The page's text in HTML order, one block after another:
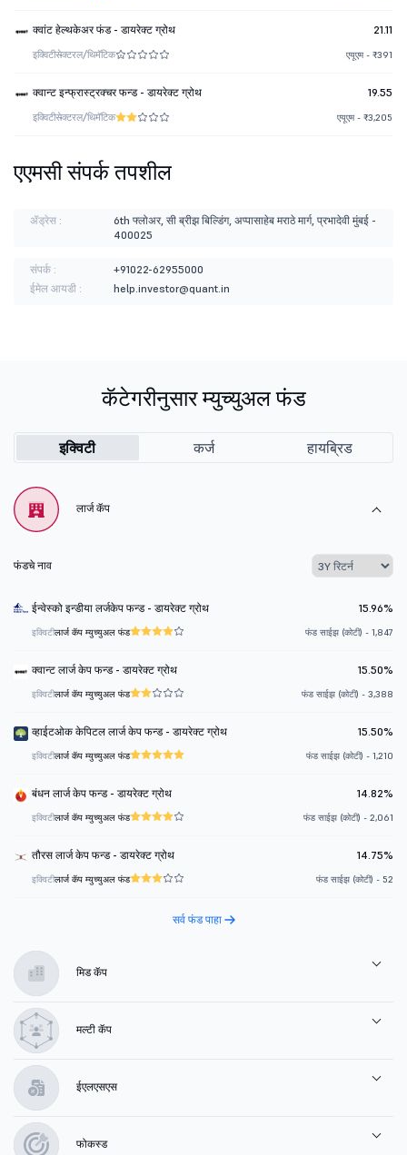
क्वांट हेल्थकेअर फंड - डायरेक्ट ग्रोथ 21.11
इक्विटीसेक्टरल/थिमॅटिक एयूएम - ₹391
क्वान्ट इन्फ्रास्ट्रक्चर फन्ड - डायरेक्ट ग्रोथ 19.55
इक्विटीसेक्टरल/थिमॅटिक एयूएम - ₹3,205
एएमसी संपर्क तपशील
ॲड्रेस :
6th फ्लोअर, सी ब्रीझ बिल्डिंग, अप्पासाहेब मराठे मार्ग, प्रभादेवी मुंबई -
400025
संपर्क :
+91022-62955000
ईमेल आयडी :
help.investor@quant.in
कॅटेगरीनुसार म्युच्युअल फंड
इक्विटी कर्ज हायब्रिड
लार्ज कॅप
फंडचे नाव
ईन्वेस्को इन्डीया लर्जकेप फन्ड - डायरेक्ट ग्रोथ 15.96%
इक्विटीलार्ज कॅप म्युच्युअल फंड फंड साईझ (कोटी) - 1,847
क्वान्ट लार्ज केप फन्ड - डायरेक्ट ग्रोथ 15.50%
इक्विटीलार्ज कॅप म्युच्युअल फंड फंड साईझ (कोटी) - 3,388
व्हाईटओक केपिटल लार्ज केप फन्ड - डायरेक्ट ग्रोथ 15.50%
इक्विटीलार्ज कॅप म्युच्युअल फंड फंड साईझ (कोटी) - 1,210
बंधन लार्ज केप फन्ड - डायरेक्ट ग्रोथ 14.82%
इक्विटीलार्ज कॅप म्युच्युअल फंड फंड साईझ (कोटी) - 2,061
तौरस लार्ज केप फन्ड - डायरेक्ट ग्रोथ 14.75%
इक्विटीलार्ज कॅप म्युच्युअल फंड फंड साईझ (कोटी) - 52
सर्व फंड पाहा
मिड कॅप
मल्टी कॅप
ईएलएसएस
फोकस्ड